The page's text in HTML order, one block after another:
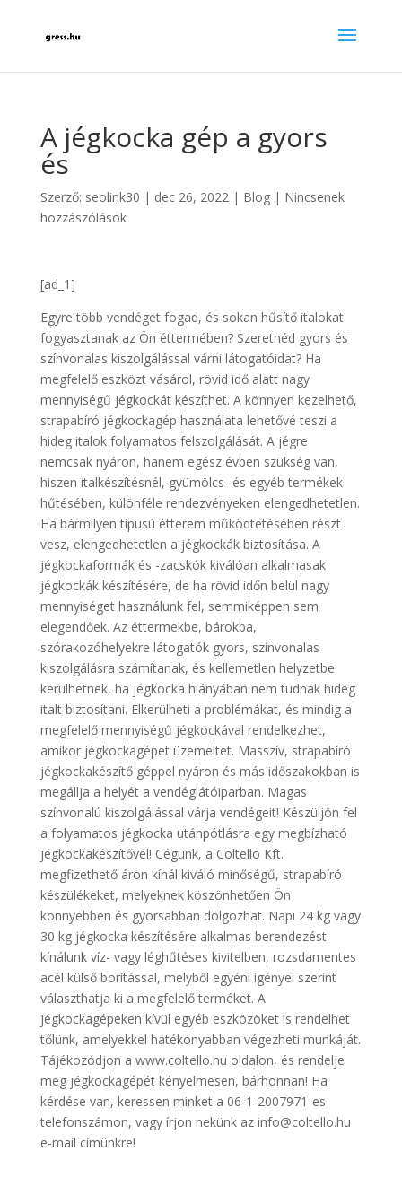
A jégkocka gép a gyors
és
Szerző: seolink30 | dec 26, 2022| Blog| Nincsenek
hozzászólások
[ad_1]
Egyre több vendéget fogad, és sokan hűsítő italokat
fogyasztanak az Ön éttermében? Szeretnéd gyors és
színvonalas kiszolgálással várni látogatóidat? Ha
megfelelő eszközt vásárol, rövid idő alatt nagy
mennyiségű jégkockát készíthet. A könnyen kezelhető,
strapabíró jégkockagép használata lehetővé teszi a
hideg italok folyamatos felszolgálását. A jégre
nemcsak nyáron, hanem egész évben szükség van,
hiszen italkészítésnél, gyümölcs- és egyéb termékek
hűtésében, különféle rendezvényeken elengedhetetlen.
Ha bármilyen típusú étterem működtetésében részt
vesz, elengedhetetlen a jégkockák biztosítása. A
jégkockaformák és -zacskók kiválóan alkalmasak
jégkockák készítésére, de ha rövid időn belül nagy
mennyiséget használunk fel, semmiképpen sem
elegendőek. Az éttermekbe, bárokba,
szórakozóhelyekre látogatók gyors, színvonalas
kiszolgálásra számítanak, és kellemetlen helyzetbe
kerülhetnek, ha jégkocka hiányában nem tudnak hideg
italt biztosítani. Elkerülheti a problémákat, és mindig a
megfelelő mennyiségű jégkockával rendelkezhet,
amikor jégkockagépet üzemeltet. Masszív, strapabíró
jégkockakészítő géppel nyáron és más időszakokban is
megállja a helyét a vendéglátóiparban. Magas
színvonalú kiszolgálással várja vendégeit! Készüljön fel
a folyamatos jégkocka utánpótlásra egy megbízható
jégkockakészítővel! Cégünk, a Coltello Kft.
megfizethető áron kínál kiváló minőségű, strapabíró
készülékeket, melyeknek köszönhetően Ön
könnyebben és gyorsabban dolgozhat. Napi 24 kg vagy
30 kg jégkocka készítésére alkalmas berendezést
kínálunk víz- vagy léghűtéses kivitelben, rozsdamentes
acél külső borítással, melyből egyéni igényei szerint
választhatja ki a megfelelő terméket. A
jégkockagépeken kívül egyéb eszközöket is rendelhet
tőlünk, amelyekkel hatékonyabban végezheti munkáját.
Tájékozódjon a www.coltello.hu oldalon, és rendelje
meg jégkockagépét kényelmesen, bárhonnan! Ha
kérdése van, keressen minket a 06-1-2007971-es
telefonszámon, vagy írjon nekünk az info@coltello.hu
e-mail címünkre!